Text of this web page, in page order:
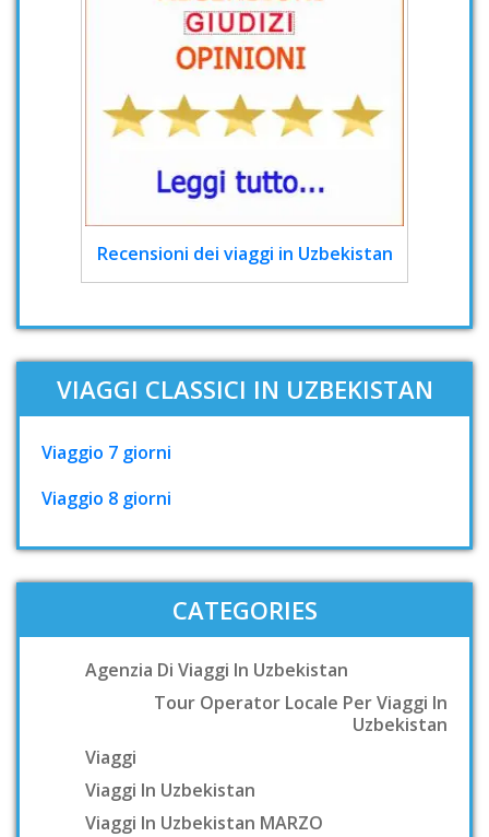
Recensioni dei viaggi in Uzbekistan
VIAGGI CLASSICI IN UZBEKISTAN
Viaggio 7 giorni
Viaggio 8 giorni
CATEGORIES
Agenzia Di Viaggi In Uzbekistan
Tour Operator Locale Per Viaggi In
Uzbekistan
Viaggi
Viaggi In Uzbekistan
Viaggi In Uzbekistan MARZO